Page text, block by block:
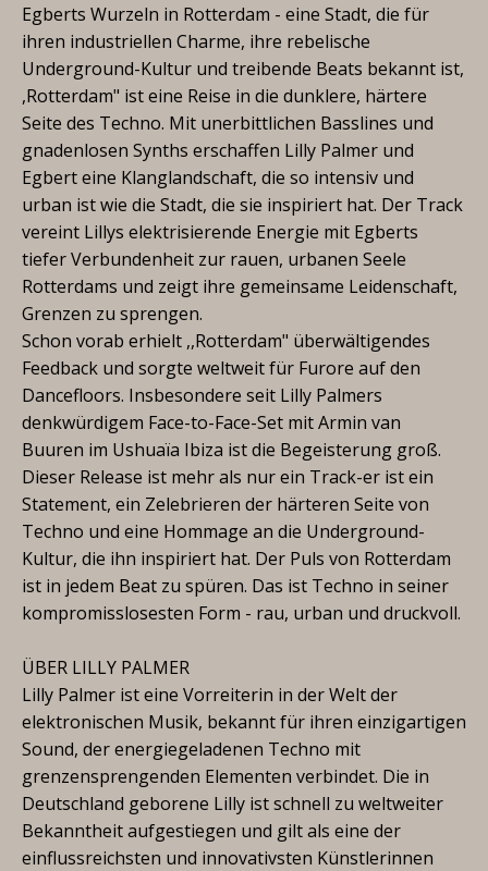
Egberts Wurzeln in Rotterdam - eine Stadt, die für
ihren industriellen Charme, ihre rebelische
Underground-Kultur und treibende Beats bekannt ist,
,Rotterdam" ist eine Reise in die dunklere, härtere
Seite des Techno. Mit unerbittlichen Basslines und
gnadenlosen Synths erschaffen Lilly Palmer und
Egbert eine Klanglandschaft, die so intensiv und
urban ist wie die Stadt, die sie inspiriert hat. Der Track
vereint Lillys elektrisierende Energie mit Egberts
tiefer Verbundenheit zur rauen, urbanen Seele
Rotterdams und zeigt ihre gemeinsame Leidenschaft,
Grenzen zu sprengen.
Schon vorab erhielt ,,Rotterdam" überwältigendes
Feedback und sorgte weltweit für Furore auf den
Dancefloors. Insbesondere seit Lilly Palmers
denkwürdigem Face-to-Face-Set mit Armin van
Buuren im Ushuaïa Ibiza ist die Begeisterung groß.
Dieser Release ist mehr als nur ein Track-er ist ein
Statement, ein Zelebrieren der härteren Seite von
Techno und eine Hommage an die Underground-
Kultur, die ihn inspiriert hat. Der Puls von Rotterdam
ist in jedem Beat zu spüren. Das ist Techno in seiner
kompromisslosesten Form - rau, urban und druckvoll.
ÜBER LILLY PALMER
Lilly Palmer ist eine Vorreiterin in der Welt der
elektronischen Musik, bekannt für ihren einzigartigen
Sound, der energiegeladenen Techno mit
grenzensprengenden Elementen verbindet. Die in
Deutschland geborene Lilly ist schnell zu weltweiter
Bekanntheit aufgestiegen und gilt als eine der
einflussreichsten und innovativsten Künstlerinnen